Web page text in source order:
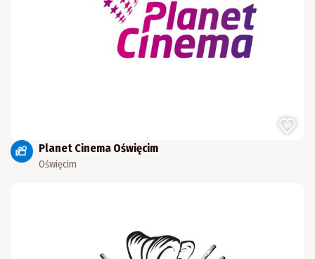
Planet Cinema Oświęcim
Oświęcim